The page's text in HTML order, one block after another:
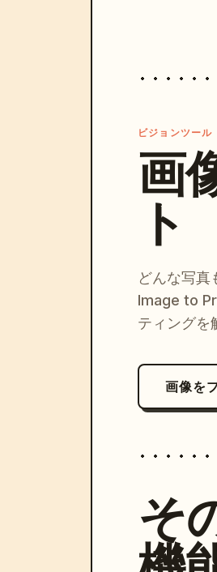
ビジョンツール
画
ト
どんな写真
Image to
ティングを
画像を
そ